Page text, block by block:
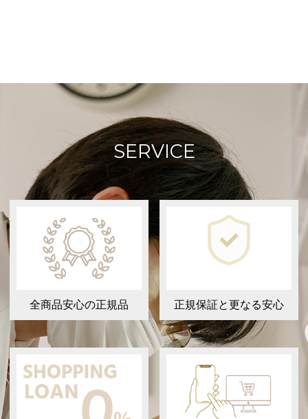
SERVICE
全商品安心の正規品 正規保証と更なる安心